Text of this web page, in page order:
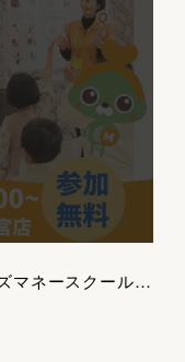
【満席となりました】8/2(日) キッズマネースクール（おみせやさんごっこ）～くらしとおかねの学びば～